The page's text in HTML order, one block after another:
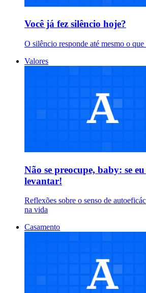
Você já fez silêncio hoje?
O silêncio responde até mesmo o
Valores
Não se preocupe, baby: se
levantar!
Reflexões sobre o senso de
na vida
Casamento